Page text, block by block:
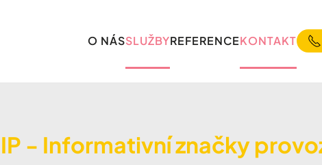
O NÁSSLUŽBYREFERENCEKONTAKT
IP - Informativní značky